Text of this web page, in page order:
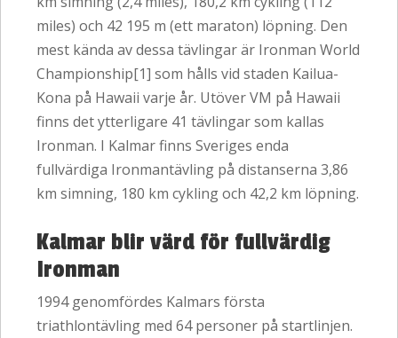
miles) och 42 195 m (ett maraton) löpning. Den
mest kända av dessa tävlingar är Ironman World
Championship[1] som hålls vid staden Kailua-
Kona på Hawaii varje år. Utöver VM på Hawaii
finns det ytterligare 41 tävlingar som kallas
Ironman. I Kalmar finns Sveriges enda
fullvärdiga Ironmantävling på distanserna 3,86
km simning, 180 km cykling och 42,2 km löpning.
Kalmar blir värd för fullvärdig
Ironman
1994 genomfördes Kalmars första
triathlontävling med 64 personer på startlinjen.